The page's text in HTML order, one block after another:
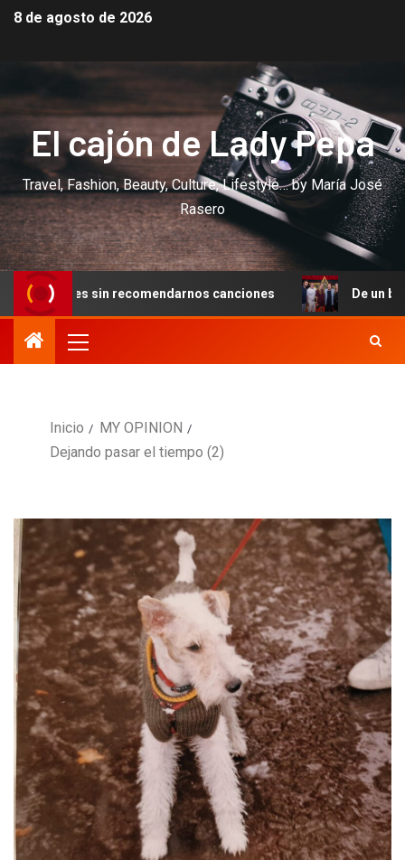
8 de agosto de 2026
El cajón de Lady Pepa
Travel, Fashion, Beauty, Culture, Lifestyle… by María José
Rasero
recomendarnos canciones De un baile en Cannes
Inicio
MY OPINION
Dejando pasar el tiempo (2)